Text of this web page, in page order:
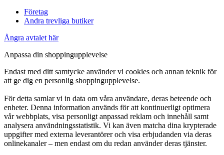
Företag
Andra trevliga butiker
Ångra avtalet här
Anpassa din shoppingupplevelse
Endast med ditt samtycke använder vi cookies och annan teknik för
att ge dig en personlig shoppingupplevelse.
För detta samlar vi in data om våra användare, deras beteende och
enheter. Denna information används för att kontinuerligt optimera
vår webbplats, visa personligt anpassad reklam och innehåll samt
analysera användningsstatistik. Vi kan även matcha dina krypterade
uppgifter med externa leverantörer och visa erbjudanden via deras
onlinekanaler – men endast om du redan använder deras tjänster.